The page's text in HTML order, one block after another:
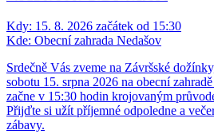
Kdy: 15. 8. 2026 začátek od 15:30
Kde: Obecní zahrada Nedašov
Srdečně Vás zveme na Závršské
sobotu 15. srpna 2026 na obecní
začne v 15:30 hodin krojovaným
Přijďte si užít příjemné odpoledne a
zábavy.